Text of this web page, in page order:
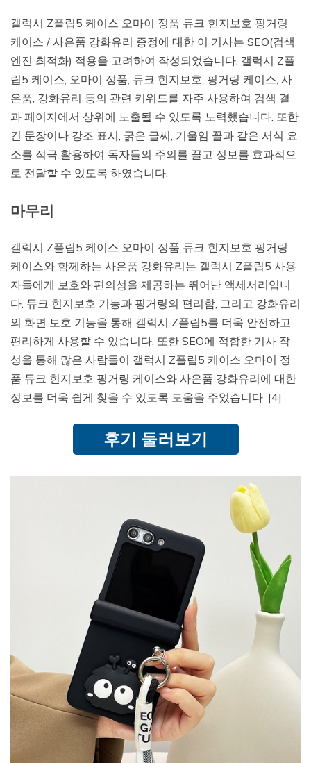
갤럭시 Z플립5 케이스 오마이 정품 듀크 힌지보호 핑거링
케이스 / 사은품 강화유리 증정에 대한 이 기사는 SEO(검색
엔진 최적화) 적용을 고려하여 작성되었습니다. 갤럭시 Z플
립5 케이스, 오마이 정품, 듀크 힌지보호, 핑거링 케이스, 사
은품, 강화유리 등의 관련 키워드를 자주 사용하여 검색 결
과 페이지에서 상위에 노출될 수 있도록 노력했습니다. 또한
긴 문장이나 강조 표시, 굵은 글씨, 기울임 꼴과 같은 서식 요
소를 적극 활용하여 독자들의 주의를 끌고 정보를 효과적으
로 전달할 수 있도록 하였습니다.
마무리
갤럭시 Z플립5 케이스 오마이 정품 듀크 힌지보호 핑거링
케이스와 함께하는 사은품 강화유리는 갤럭시 Z플립5 사용
자들에게 보호와 편의성을 제공하는 뛰어난 액세서리입니
다. 듀크 힌지보호 기능과 핑거링의 편리함, 그리고 강화유리
의 화면 보호 기능을 통해 갤럭시 Z플립5를 더욱 안전하고
편리하게 사용할 수 있습니다. 또한 SEO에 적합한 기사 작
성을 통해 많은 사람들이 갤럭시 Z플립5 케이스 오마이 정
품 듀크 힌지보호 핑거링 케이스와 사은품 강화유리에 대한
정보를 더욱 쉽게 찾을 수 있도록 도움을 주었습니다. [4]
후기 둘러보기